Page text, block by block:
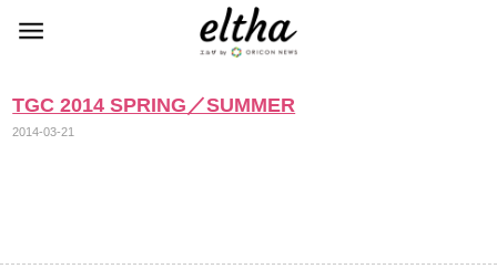
TGC 2014 SPRING／SUMMER
2014-03-21